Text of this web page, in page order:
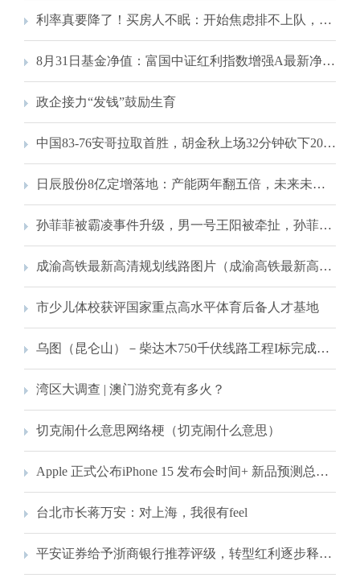
利率真要降了！买房人不眠：开始焦虑排不上队，“恨不得明天就是9月25号”
8月31日基金净值：富国中证红利指数增强A最新净值0.991，跌0.7%
政企接力“发钱”鼓励生育
中国83-76安哥拉取首胜，胡金秋上场32分钟砍下20分，网友:“赢球少谁谁尴尬”
日辰股份8亿定增落地：产能两年翻五倍，未来未必可期｜钛媒体深度
孙菲菲被霸凌事件升级，男一号王阳被牵扯，孙菲菲希望大家放过他
成渝高铁最新高清规划线路图片（成渝高铁最新高清规划线路图）
市少儿体校获评国家重点高水平体育后备人才基地
乌图（昆仑山）－柴达木750千伏线路工程I标完成跨越青藏铁路架线施工
湾区大调查 | 澳门游究竟有多火？
切克闹什么意思网络梗（切克闹什么意思）
Apple 正式公布iPhone 15 发布会时间+ 新品预测总整理！
台北市长蒋万安：对上海，我很有feel
平安证券给予浙商银行推荐评级，转型红利逐步释放，资产质量边际改善